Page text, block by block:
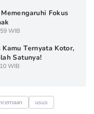
Fokus
WIB
Kamu Ternyata Kotor,
Satunya!
WIB
usus